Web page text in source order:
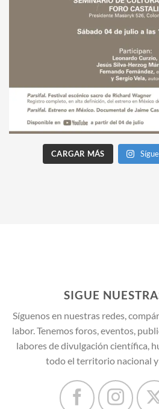
CARGAR MÁS
SIGUE
Síguenos en nuestras redes,
labor. Tenemos foros, eventos,
labores de divulgación científica,
todo el territorio nacional